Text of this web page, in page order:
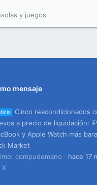
y juegos
mensaje
Cinco reacondicionados
a precio de liquidación:
y Apple Watch más
Market
compudemano
hace 17
X